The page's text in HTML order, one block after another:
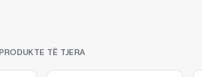
PRODUKTE TË TJERA